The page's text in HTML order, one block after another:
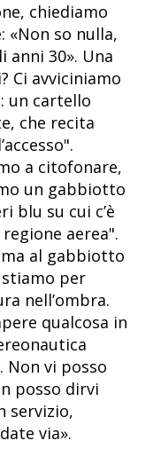
chiediamo
«Non so nulla,
anni 30». Una
Ci avviciniamo
un cartello
che recita
a citofonare,
un gabbiotto
blu su cui c’è
aerea".
al gabbiotto
stiamo per
nell’ombra.
qualcosa in
Non vi posso
posso dirvi
servizio,
via».